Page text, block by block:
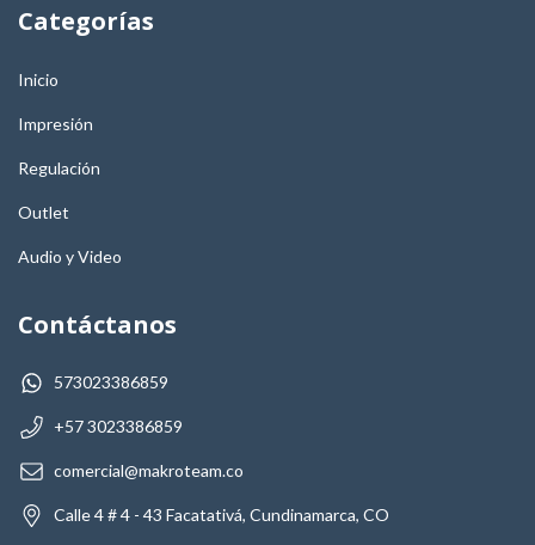
Categorías
Inicio
Impresión
Regulación
Outlet
Audio y Video
Contáctanos
573023386859
+57 3023386859
comercial@makroteam.co
Calle 4 # 4 - 43 Facatativá, Cundinamarca, CO